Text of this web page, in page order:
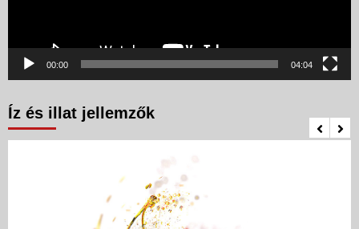
00:00 04:04
Íz és illat jellemzők